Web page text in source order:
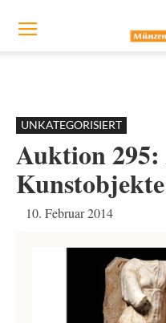
UNKATEGORISIERT
Auktion
Kunstobjekte
10. Februar 2014